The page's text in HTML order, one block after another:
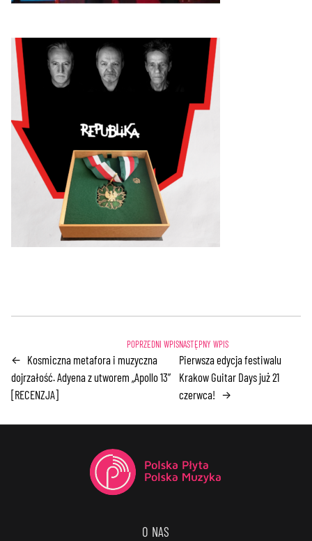
← Kosmiczna metafora i muzyczna
dojrzałość. Adyena z utworem „Apollo 13”
[RECENZJA]
Pierwsza edycja festiwalu
Krakow Guitar Days już 21
czerwca! →
O NAS